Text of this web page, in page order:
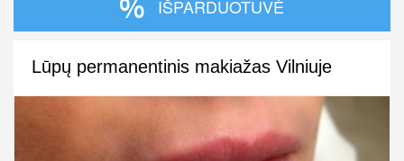
IŠPARDUOTUVĖ
Lūpų permanentinis makiažas Vilniuje